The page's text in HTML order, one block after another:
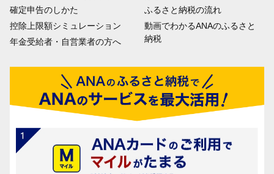
確定申告のしかた
控除上限額シミュレーション
年金受給者・自営業者の方へ
ふるさと納税の流れ
動画でわかるANAのふるさと
納税